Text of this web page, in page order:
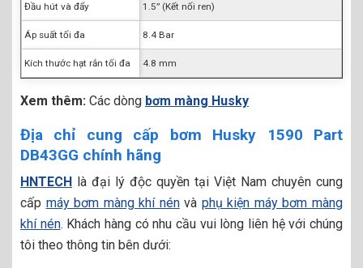
Đầu hút và đẩy 1.5” (Kết nối ren)
Áp suất tối đa 8.4 Bar
Kích thước hạt rắn tối đa 4.8 mm
Xem thêm: Các dòng bơm màng Husky
Địa chỉ cung cấp bơm Husky 1590 Part
DB43GG chính hãng
HNTECH là đại lý độc quyền tại Việt Nam chuyên cung
cấp máy bơm màng khí nénvà phụ kiện máy bơm màng
khí nén. Khách hàng có nhu cầu vui lòng liên hệ với chúng
tôi theo thông tin bên dưới: